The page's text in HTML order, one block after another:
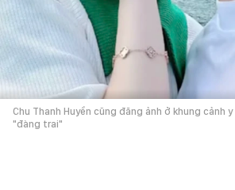
Chu Thanh Huyền cũng đăng ảnh ở khung cảnh
"đàng trai"